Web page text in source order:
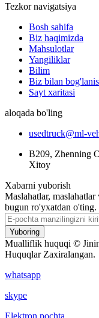
Tezkor navigatsiya
Bosh sahifa
Biz haqimizda
Mahsulotlar
Yangiliklar
Bilim
Biz bilan
Sayt xaritasi
aloqada bo'ling
usedtruck@ml-
B209, Zhenning
Xitoy
Xabarni yuborish
Maslahatlar,
bugun ro'yxatdan o'ting.
Yuboring
Mualliflik huquqi ©
Huquqlar Zaxiralangan.
whatsapp
skype
Elektron pochta